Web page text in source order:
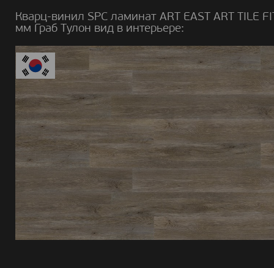
Кварц-винил SPC ламинат ART EAST ART TILE
мм Граб Тулон вид в интерьере: